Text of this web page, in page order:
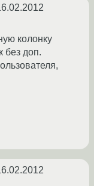
колонку
без доп.